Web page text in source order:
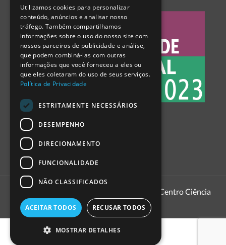
1999 - 2026
Pavilhão do Conhecimento | Centro Ciência
ENGLISH
SPANISH
Utilizamos cookies para personalizar
conteúdo, anúncios e analisar nosso
tráfego. Também compartilhamos
informações sobre o uso do nosso site com
nossos parceiros de publicidade e análise,
que podem combiná-las com outras
informações que você forneceu a eles ou
que eles coletaram do uso de seus serviços.
Política de Privacidade
ESTRITAMENTE NECESSÁRIOS
DESEMPENHO
DIRECIONAMENTO
FUNCIONALIDADE
NÃO CLASSIFICADOS
ACEITAR TODOS RECUSAR TODOS
MOSTRAR DETALHES